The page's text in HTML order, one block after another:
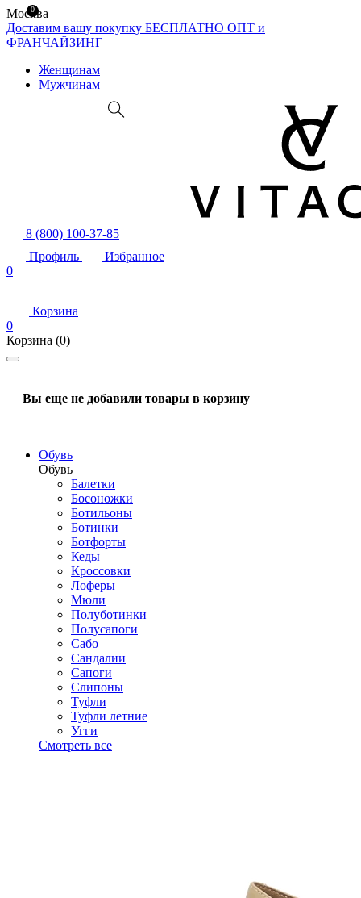
Москва
Доставим вашу покупку БЕСПЛАТНО ОПТ и
ФРАНЧАЙЗИНГ
Женщинам
Мужчинам
8 (800) 100-37-85
Профиль
Избранное
0
Корзина
0
Корзина (0)
Вы еще не добавили товары в корзину
Обувь
Обувь
Балетки
Босоножки
Ботильоны
Ботинки
Ботфорты
Кеды
Кроссовки
Лоферы
Мюли
Полуботинки
Полусапоги
Сабо
Сандалии
Сапоги
Слипоны
Туфли
Туфли летние
Угги
Смотреть все
0